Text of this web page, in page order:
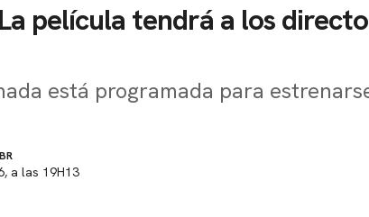
película tendrá a los
está programada para
a las 19H13